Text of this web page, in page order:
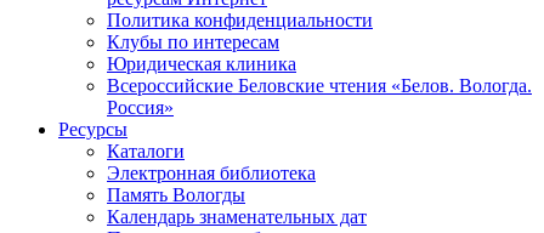
Политика конфиденциальности
Клубы по интересам
Юридическая клиника
Всероссийские Беловские чтения «Белов. Вологда.
Россия»
Ресурсы
Каталоги
Электронная библиотека
Память Вологды
Календарь знаменательных дат